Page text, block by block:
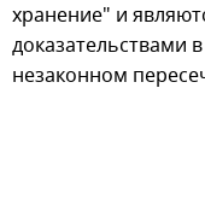
хранение" и
доказательствами
незаконном